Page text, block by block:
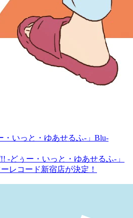
いっと・ゆあせるふ-」Blu-
-どぅー・いっと・ゆあせるふ-」
レコード新宿店が決定！